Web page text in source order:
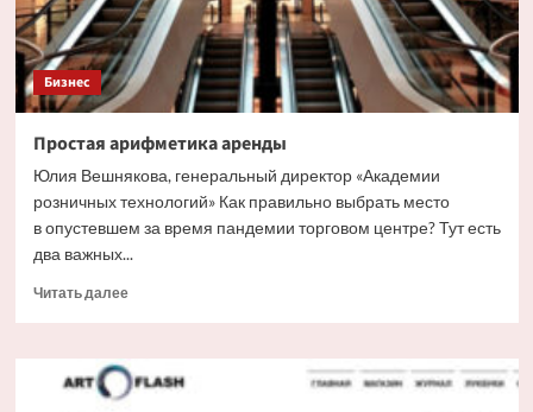
Бизнес
Простая арифметика аренды
Юлия Вешнякова, генеральный директор «Академии
розничных технологий» Как правильно выбрать место
в опустевшем за время пандемии торговом центре? Тут есть
два важных...
Читать далееПрочитать
арифметика
аренды